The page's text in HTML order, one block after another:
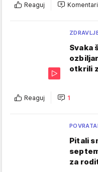
Reaguj
Svaka
otkrili
Reaguj 1
Pitali
za